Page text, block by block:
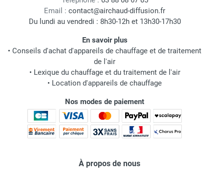
Email : contact@airchaud-diffusion.fr
Du lundi au vendredi : 8h30-12h et 13h30-17h30
En savoir plus
• Conseils d'achat d'appareils de chauffage et de traitement
de l'air
• Lexique du chauffage et du traitement de l'air
• Location d'appareils de chauffage
Nos modes de paiement
À propos de nous